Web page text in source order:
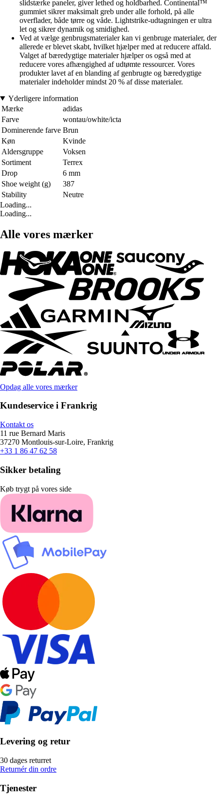
slidstærke paneler, giver lethed og holdbarhed. Continental™
gummiet sikrer maksimalt greb under alle forhold, på alle
overflader, både tørre og våde. Lightstrike-udtagningen er ultra
let og sikrer dynamik og smidighed.
Ved at vælge genbrugsmaterialer kan vi genbruge materialer, der
allerede er blevet skabt, hvilket hjælper med at reducere affald.
Valget af bæredygtige materialer hjælper os også med at
reducere vores afhængighed af udtømte ressourcer. Vores
produkter lavet af en blanding af genbrugte og bæredygtige
materialer indeholder mindst 20 % af disse materialer.
Yderligere information
Mærke
adidas
Farve
wontau/owhite/icta
Dominerende farve Brun
Køn
Kvinde
Aldersgruppe
Voksen
Sortiment
Terrex
Drop
6 mm
Shoe weight (g)
387
Stability
Neutre
Loading...
Loading...
Alle vores mærker
Opdag alle vores mærker
Kundeservice i Frankrig
Kontakt os
11 rue Bernard Maris
37270 Montlouis-sur-Loire, Frankrig
+33 1 86 47 62 58
Sikker betaling
Køb trygt på vores side
Levering og retur
30 dages returret
Returnér din ordre
Tjenester